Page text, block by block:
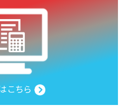
こちら